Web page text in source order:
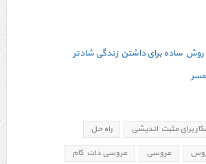
ساده برای داشتن زندگی شادتر
برای مثبت اندیشی
راه حل
عروسی
عروسی دات کام